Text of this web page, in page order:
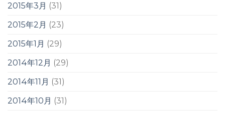
2015年3月 (31)
2015年2月 (23)
2015年1月 (29)
2014年12月 (29)
2014年11月 (31)
2014年10月 (31)